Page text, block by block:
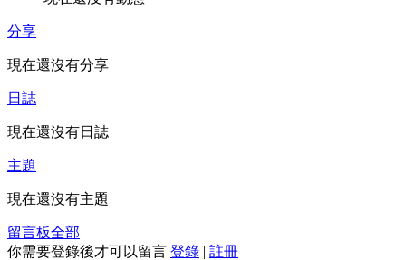
分享
現在還沒有分享
日誌
現在還沒有日誌
主題
現在還沒有主題
留言板全部
你需要登錄後才可以留言 登錄 | 註冊